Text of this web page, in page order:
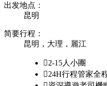
出发地点：
昆明
简要行程：
昆明，大理，麗江
2-15人小團
24H行程管家全